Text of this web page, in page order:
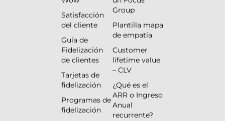
Satisfacción
del cliente
Guía de
Fidelización
de clientes
Tarjetas de
fidelización
Programas de
fidelización
Group
Plantilla mapa
de empatía
Customer
lifetime value
– CLV
¿Qué es el
ARR o Ingreso
Anual
recurrente?